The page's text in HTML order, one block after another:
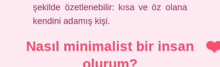
şekilde özetlenebilir: kısa ve öz olana
kendini adamış kişi.
Nasıl minimalist bir insan
olurum?